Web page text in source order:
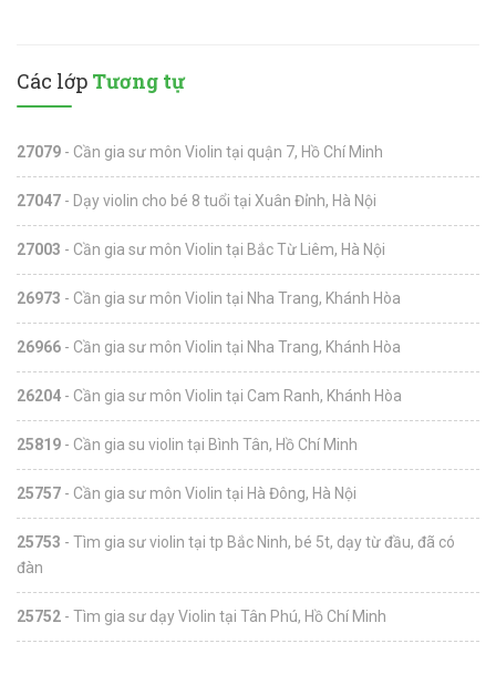
Các lớp Tương tự
27079 - Cần gia sư môn Violin tại quận 7, Hồ Chí Minh
27047 - Dạy violin cho bé 8 tuổi tại Xuân Đỉnh, Hà Nội
27003 - Cần gia sư môn Violin tại Bắc Từ Liêm, Hà Nội
26973 - Cần gia sư môn Violin tại Nha Trang, Khánh Hòa
26966 - Cần gia sư môn Violin tại Nha Trang, Khánh Hòa
26204 - Cần gia sư môn Violin tại Cam Ranh, Khánh Hòa
25819 - Cần gia su violin tại Bình Tân, Hồ Chí Minh
25757 - Cần gia sư môn Violin tại Hà Đông, Hà Nội
25753 - Tìm gia sư violin tại tp Bắc Ninh, bé 5t, dạy từ đầu, đã có
đàn
25752 - Tìm gia sư dạy Violin tại Tân Phú, Hồ Chí Minh